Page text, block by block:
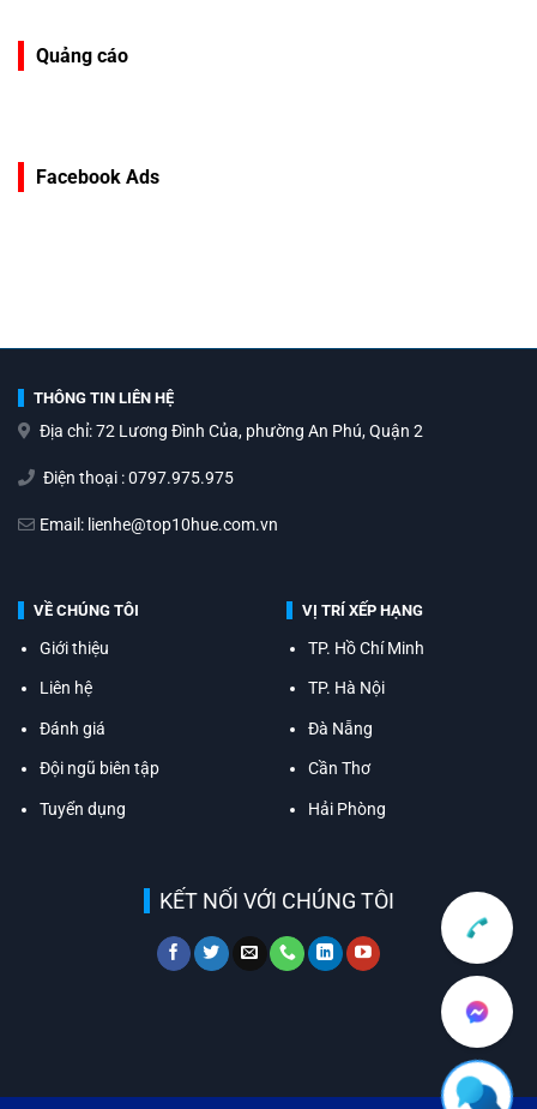
Quảng cáo
Facebook Ads
THÔNG TIN LIÊN HỆ
Địa chỉ: 72 Lương Đình Của, phường An Phú, Quận 2
Điện thoại : 0797.975.975
Email: lienhe@top10hue.com.vn
VỀ CHÚNG TÔI
Giới thiệu
Liên hệ
Đánh giá
Đội ngũ biên tập
Tuyển dụng
VỊ TRÍ XẾP HẠNG
TP. Hồ Chí Minh
TP. Hà Nội
Đà Nẵng
Cần Thơ
Hải Phòng
KẾT NỐI VỚI CHÚNG TÔI